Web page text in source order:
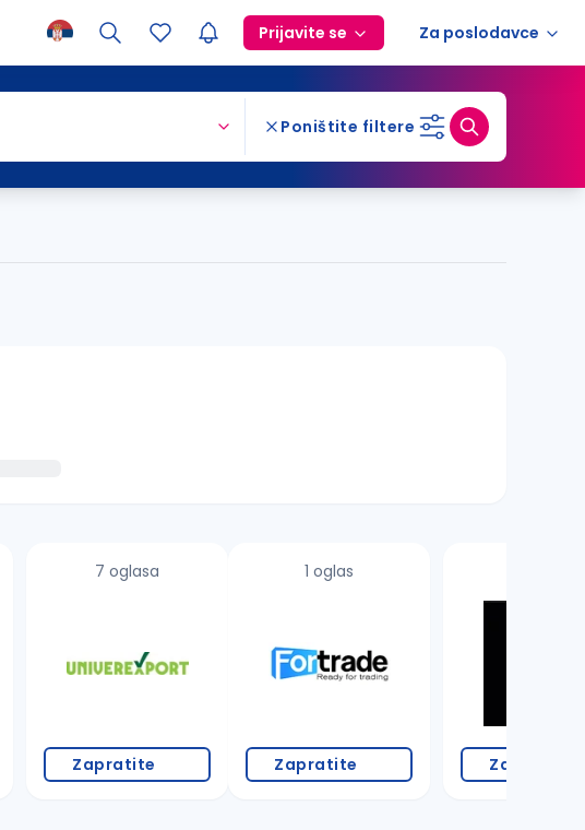
Prijavite se Za poslodavce
Poništite filtere
7 oglasa
Zapratite
1 oglas
Zapratite Zapratite